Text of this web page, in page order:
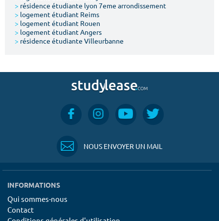
> résidence étudiante lyon 7eme arrondissement
> logement étudiant Reims
> logement étudiant Rouen
> logement étudiant Angers
> résidence étudiante Villeurbanne
NOUS ENVOYER UN MAIL
INFORMATIONS
Qui sommes-nous
Contact